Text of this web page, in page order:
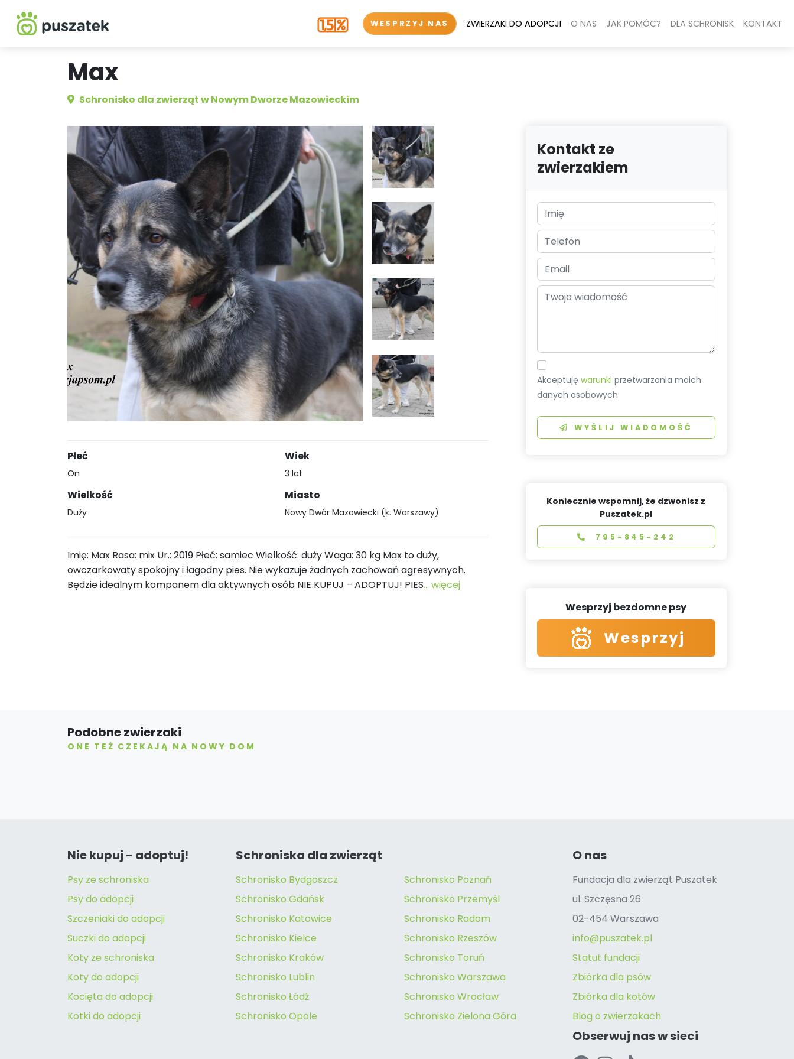
WESPRZYJ NAS ZWIERZAKI DO ADOPCJI O NAS JAK POMÓC? DLA SCHRONISK KONTAKT
Max
Schronisko dla zwierząt w Nowym Dworze Mazowieckim
Płeć
On
Wielkość
Duży
Wiek
3 lat
Miasto
Nowy Dwór Mazowiecki (k. Warszawy)
Imię: Max Rasa: mix Ur.: 2019 Płeć: samiec Wielkość: duży Waga: 30 kg Max to duży,
owczarkowaty spokojny i łagodny pies. Nie wykazuje żadnych zachowań agresywnych.
Będzie idealnym kompanem dla aktywnych osób NIE KUPUJ – ADOPTUJ! PIES... więcej
Kontakt ze
zwierzakiem
Akceptujęwarunki przetwarzania moich
danych osobowych
WYŚLIJ WIADOMOŚĆ
Koniecznie wspomnij, że dzwonisz z
Puszatek.pl
795-845-242
Wesprzyj bezdomne psy
Wesprzyj
Podobne zwierzaki
ONE TEŻ CZEKAJĄ NA NOWY DOM
Nie kupuj - adoptuj!
Psy ze schroniska
Psy do adopcji
Szczeniaki do adopcji
Suczki do adopcji
Koty ze schroniska
Koty do adopcji
Kocięta do adopcji
Kotki do adopcji
Schroniska dla zwierząt
Schronisko Bydgoszcz
Schronisko Gdańsk
Schronisko Katowice
Schronisko Kielce
Schronisko Kraków
Schronisko Lublin
Schronisko Łódź
Schronisko Opole
Schronisko Poznań
Schronisko Przemyśl
Schronisko Radom
Schronisko Rzeszów
Schronisko Toruń
Schronisko Warszawa
Schronisko Wrocław
Schronisko Zielona Góra
O nas
Fundacja dla zwierząt Puszatek
ul. Szczęsna 26
02-454 Warszawa
info@puszatek.pl
Statut fundacji
Zbiórka dla psów
Zbiórka dla kotów
Blog o zwierzakach
Obserwuj nas w sieci